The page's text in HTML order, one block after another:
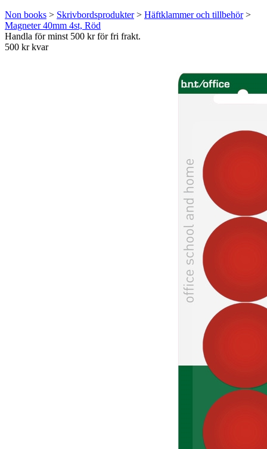
Non books > Skrivbordsprodukter> Häftklammer och tillbehör>
Magneter 40mm 4st, Röd
Handla för minst 500 kr för fri frakt.
500 kr kvar